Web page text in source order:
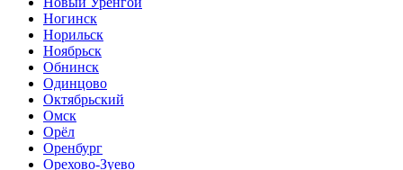
Ногинск
Норильск
Ноябрьск
Обнинск
Одинцово
Октябрьский
Омск
Орёл
Оренбург
Орехово-Зуево